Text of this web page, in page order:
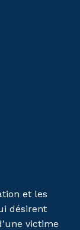
et les
désirent
victime